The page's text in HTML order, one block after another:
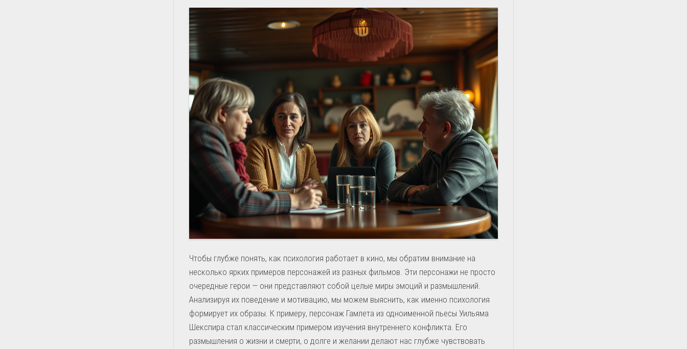
Чтобы глубже понять, как психология работает в кино, мы обратим внимание на
несколько ярких примеров персонажей из разных фильмов. Эти персонажи не просто
очередные герои — они представляют собой целые миры эмоций и размышлений.
Анализируя их поведение и мотивацию, мы можем выяснить, как именно психология
формирует их образы. К примеру, персонаж Гамлета из одноименной пьесы Уильяма
Шекспира стал классическим примером изучения внутреннего конфликта. Его
размышления о жизни и смерти, о долге и желании делают нас глубже чувствовать